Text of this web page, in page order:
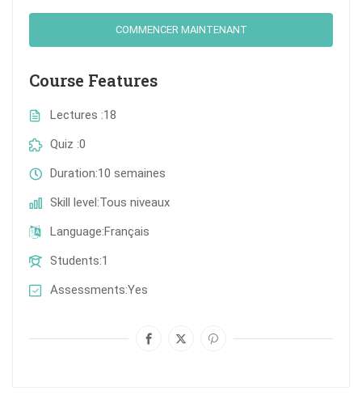
COMMENCER MAINTENANT
Course Features
Lectures 18
Quiz 0
Duration 10 semaines
Skill level Tous niveaux
Language Français
Students 1
Assessments Yes